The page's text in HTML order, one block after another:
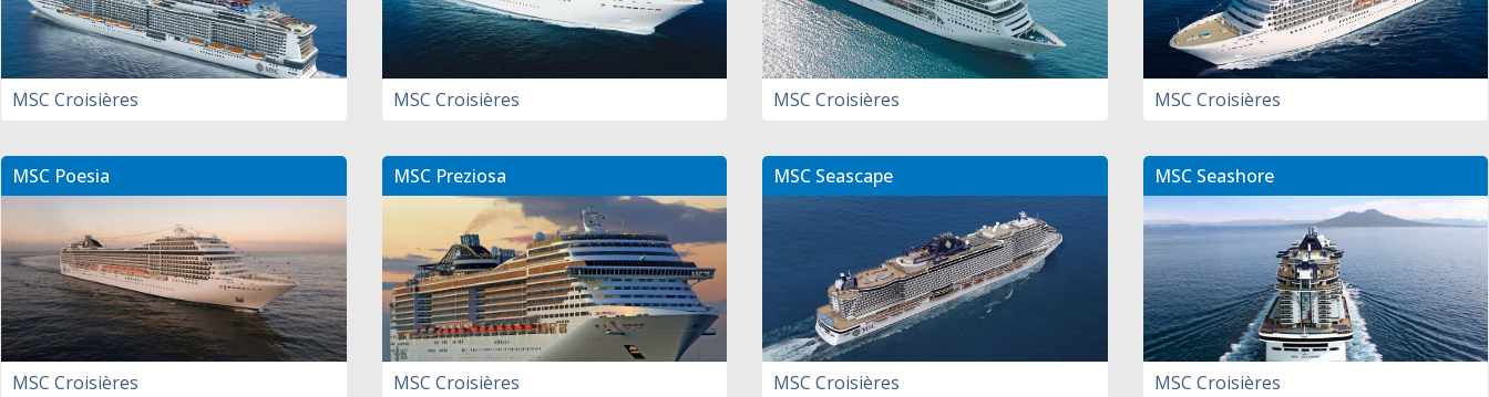
MSC Croisières MSC Croisières MSC Croisières MSC Croisières
MSC Poesia
MSC Croisières
MSC Preziosa
MSC Croisières
MSC Seascape
MSC Croisières
MSC Seashore
MSC Croisières